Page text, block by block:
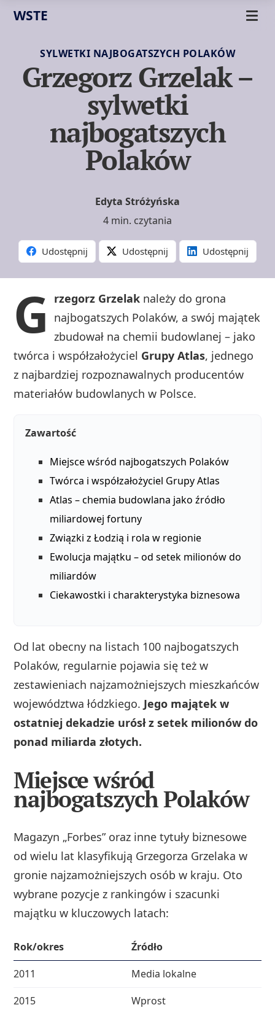
WSTE
SYLWETKI NAJBOGATSZYCH POLAKÓW
Grzegorz Grzelak –
sylwetki
najbogatszych
Polaków
Edyta Stróżyńska
4 min. czytania
Udostępnij Udostępnij Udostępnij
G rzegorz Grzelak należy do grona
najbogatszych Polaków, a swój majątek
zbudował na chemii budowlanej – jako
twórca i współzałożyciel Grupy Atlas, jednego
z najbardziej rozpoznawalnych producentów
materiałów budowlanych w Polsce.
Zawartość
Miejsce wśród najbogatszych Polaków
Twórca i współzałożyciel Grupy Atlas
Atlas – chemia budowlana jako źródło
miliardowej fortuny
Związki z Łodzią i rola w regionie
Ewolucja majątku – od setek milionów do
miliardów
Ciekawostki i charakterystyka biznesowa
Od lat obecny na listach 100 najbogatszych
Polaków, regularnie pojawia się też w
zestawieniach najzamożniejszych mieszkańców
województwa łódzkiego. Jego majątek w
ostatniej dekadzie urósł z setek milionów do
ponad miliarda złotych.
Miejsce wśród
najbogatszych Polaków
Magazyn „Forbes” oraz inne tytuły biznesowe
od wielu lat klasyfikują Grzegorza Grzelaka w
gronie najzamożniejszych osób w kraju. Oto
wybrane pozycje z rankingów i szacunki
majątku w kluczowych latach:
Rok/okres
Źródło
2011
Media lokalne
2015
Wprost